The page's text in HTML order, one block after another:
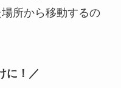
所から移動するの
に！／